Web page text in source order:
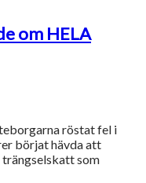
om HELA
röstat fel i
börjat hävda att
som